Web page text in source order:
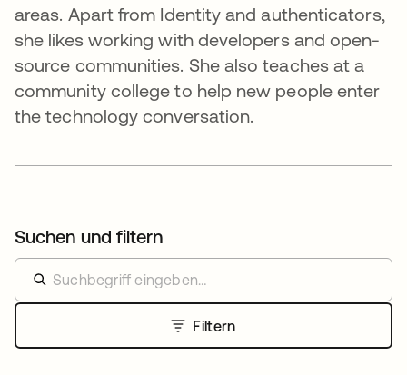
areas. Apart from Identity and authenticators,
she likes working with developers and open-
source communities. She also teaches at a
community college to help new people enter
the technology conversation.
Suchen und filtern
Filtern